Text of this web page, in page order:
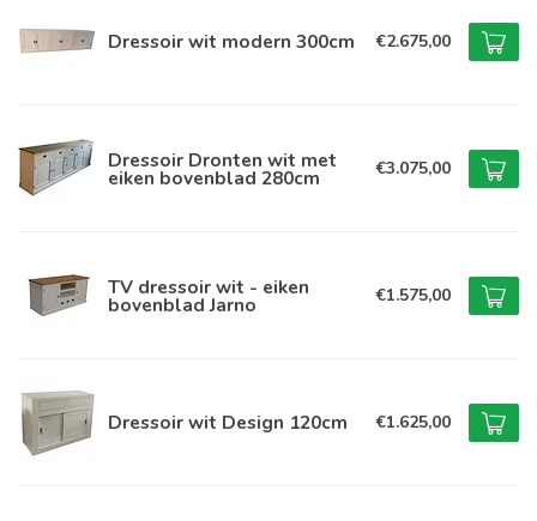
Dressoir wit modern 300cm €2.675,00
Dressoir Dronten wit met
eiken bovenblad 280cm €3.075,00
TV dressoir wit - eiken
bovenblad Jarno €1.575,00
Dressoir wit Design 120cm €1.625,00